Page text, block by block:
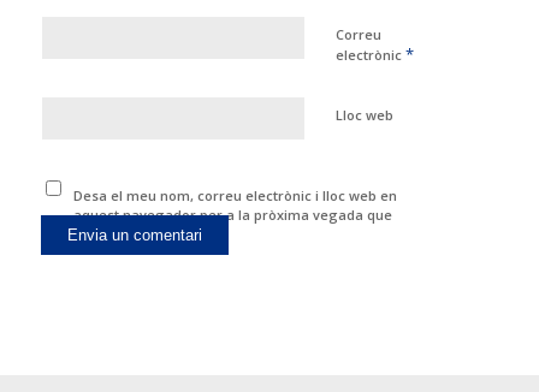
Correu
electrònic *
Lloc web
Desa el meu nom, correu electrònic i lloc web en
aquest navegador per a la pròxima vegada que
comenti.